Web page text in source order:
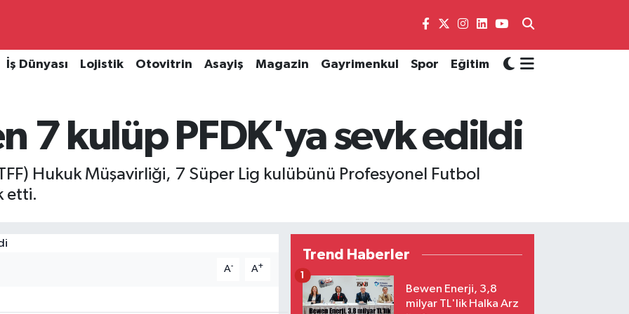
İş Dünyası Lojistik Otovitrin Asayiş Magazin Gayrimenkul Spor Eğitim
7 kulüp PFDK'ya sevk edildi
Hukuk Müşavirliği, 7 Süper Lig kulübünü Profesyonel Futbol
etti.
A- A+
Trend Haberler
Bewen Enerji, 3,8
milyar TL'lik Halka Arz
1